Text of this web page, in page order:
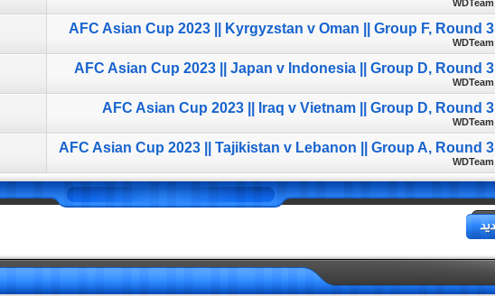
WDTeam
AFC Asian Cup 2023 || Kyrgyzstan v Oman || Group F, Round 3
WDTeam
AFC Asian Cup 2023 || Japan v Indonesia || Group D, Round 3
WDTeam
AFC Asian Cup 2023 || Iraq v Vietnam || Group D, Round 3
WDTeam
AFC Asian Cup 2023 || Tajikistan v Lebanon || Group A, Round 3
WDTeam